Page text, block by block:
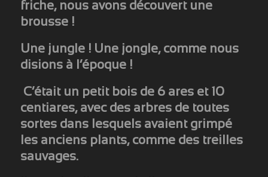
friche, nous avons découvert une
brousse !
Une jungle ! Une jongle, comme nous
disions à l’époque !
C’était un petit bois de 6 ares et 10
centiares, avec des arbres de toutes
sortes dans lesquels avaient grimpé
les anciens plants, comme des treilles
sauvages.